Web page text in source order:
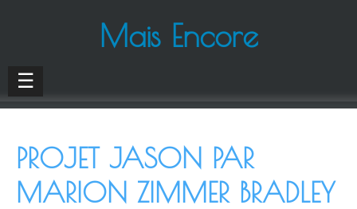
Mais Encore
☰
PROJET JASON PAR
MARION ZIMMER BRADLEY